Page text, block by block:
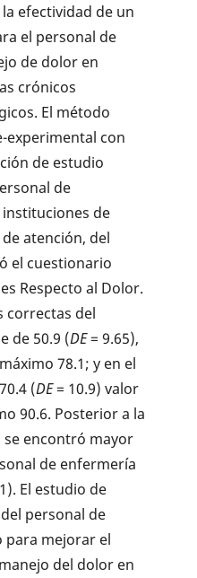
efectividad de un
el personal de
de dolor en
crónicos
El método
experimental con
de estudio
de
de
atención, del
el cuestionario
Respecto al Dolor.
correctas del
de 50.9 (DE= 9.65),
78.1; y en el
(DE= 10.9) valor
90.6. Posterior a la
encontró mayor
de enfermería
El estudio de
personal de
para mejorar el
del dolor en